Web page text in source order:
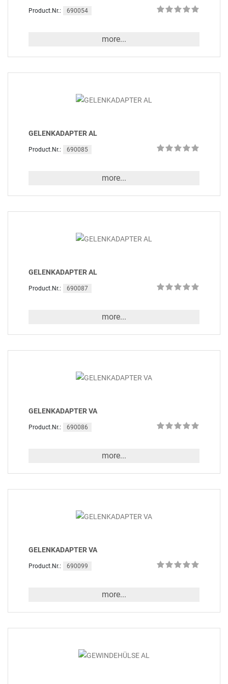
Product.Nr.: 690054
more...
GELENKADAPTER AL
Product.Nr.: 690085
more...
GELENKADAPTER AL
Product.Nr.: 690087
more...
GELENKADAPTER VA
Product.Nr.: 690086
more...
GELENKADAPTER VA
Product.Nr.: 690099
more...